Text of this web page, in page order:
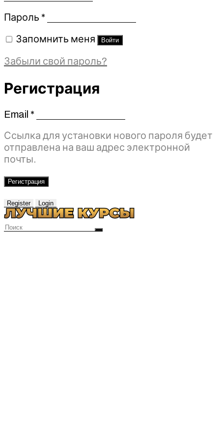
Пароль *Обязательно
Запомнить меня Войти
Забыли свой пароль?
Регистрация
Email *Обязательно
Ссылка для установки нового пароля будет
отправлена ​​на ваш адрес электронной
почты.
Регистрация
Register Login